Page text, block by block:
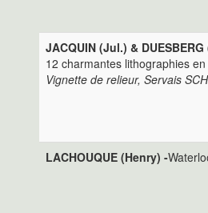
JACQUIN (Jul.) &
12 charmantes lithographies
Vignette de relieur, Servais
LACHOUQUE (Henry) -